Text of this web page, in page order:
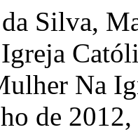
Silva,
Na
de